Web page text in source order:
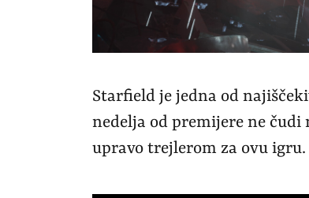
Starfield je jedna od
nedelja od premijere ne čudi
upravo trejlerom za ovu igru.